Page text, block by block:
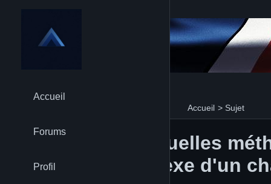
Accueil > Sujet
Accueil
Forums
Profil
Quelles
sexe d'un